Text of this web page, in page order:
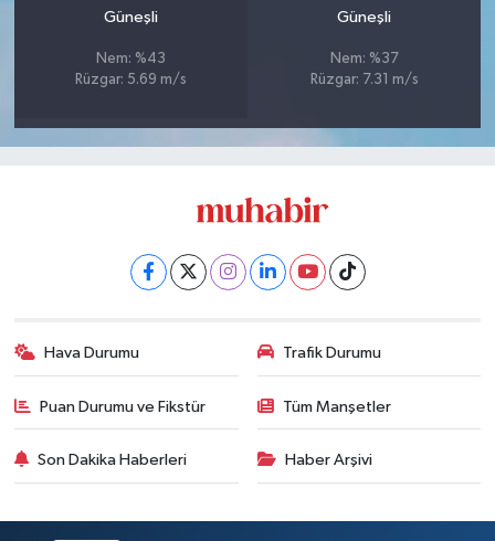
Güneşli
Nem: %43
Rüzgar: 5.69 m/s
Güneşli
Nem: %37
Rüzgar: 7.31 m/s
Hava Durumu Trafik Durumu
Puan Durumu ve Fikstür Tüm Manşetler
Son Dakika Haberleri Haber Arşivi